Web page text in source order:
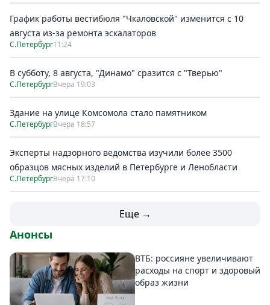
График работы вестибюля "Чкаловской" изменится с 10
августа из-за ремонта эскалаторов
С.Петербург11:24
В субботу, 8 августа, "Динамо" сразится с "Тверью"
С.ПетербургВчера 19:03
Здание на улице Комсомола стало памятником
С.ПетербургВчера 18:57
Эксперты надзорного ведомства изучили более 3500
образцов мясных изделий в Петербурге и Ленобласти
С.ПетербургВчера 17:10
Еще →
Анонсы
ВТБ: россияне увеличивают
расходы на спорт и здоровый
образ жизни